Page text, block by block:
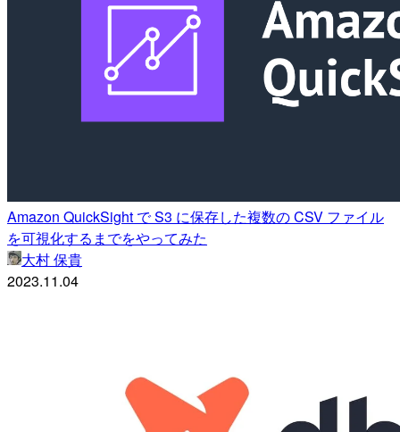
Amazon QuickSight で S3 に保存した複数の CSV ファイル
を可視化するまでをやってみた
大村 保貴
2023.11.04